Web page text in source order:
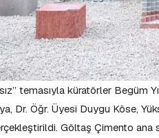
temasıyla küratörler Begüm
Dr. Öğr. Üyesi Duygu Köse,
Göltaş Çimento